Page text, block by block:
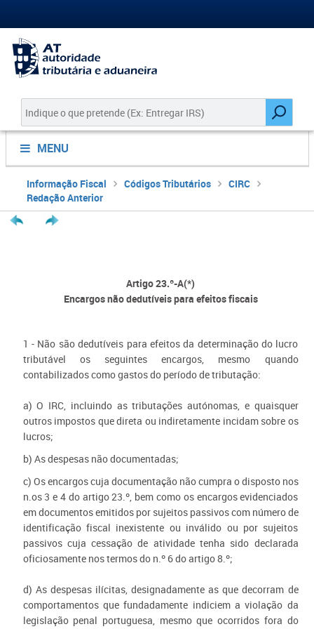
MENU
Informação Fiscal Códigos Tributários
CIRC
Redação Anterior
Artigo 23.º-A(*)
Encargos não dedutíveis para efeitos fiscais
1 - Não são dedutíveis para efeitos da determinação do lucro
tributável os seguintes encargos, mesmo quando
contabilizados como gastos do período de tributação:
a) O IRC, incluindo as tributações autónomas, e quaisquer
outros impostos que direta ou indiretamente incidam sobre os
lucros;
b) As despesas não documentadas;
c) Os encargos cuja documentação não cumpra o disposto nos
n.os 3 e 4 do artigo 23.º, bem como os encargos evidenciados
em documentos emitidos por sujeitos passivos com número de
identificação fiscal inexistente ou inválido ou por sujeitos
passivos cuja cessação de atividade tenha sido declarada
oficiosamente nos termos do n.º 6 do artigo 8.º;
d) As despesas ilícitas, designadamente as que decorram de
comportamentos que fundadamente indiciem a violação da
legislação penal portuguesa, mesmo que ocorridos fora do